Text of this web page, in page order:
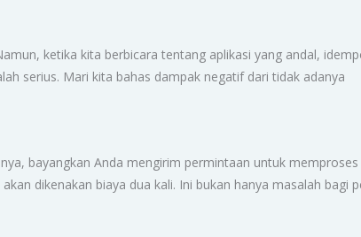
ketika kita berbicara tentang aplikasi yang andal,
serius. Mari kita bahas dampak negatif dari tidak adanya
bayangkan Anda mengirim permintaan untuk memproses
dikenakan biaya dua kali. Ini bukan hanya masalah bagi